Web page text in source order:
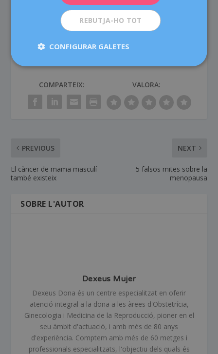
COMPARTEIX: VALORA:
PREVIOUS
El càncer de mama masculí
també existeix
NEXT
5 falsos mites sobre la
menopausa
SOBRE L'AUTOR
Dexeus Mujer
Dexeus Dona és un centre especialitzat en oferir
atenció integral a la dona a les àrees d'Obstetrícia,
Ginecologia i Medicina de la Reproducció, pioner en el
seu àmbit d'actuació, i amb més de 80 anys
d'experiència. Comptem amb més de 60 metges i
professionals especialitzats, l'objectiu dels quals és
REBUTJA-HO TOT
CONFIGURAR GALETES